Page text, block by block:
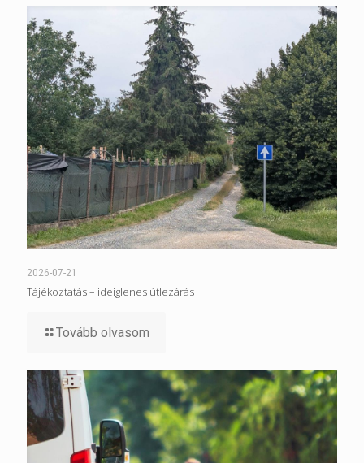
2026-07-21
Tájékoztatás – ideiglenes útlezárás
Tovább olvasom